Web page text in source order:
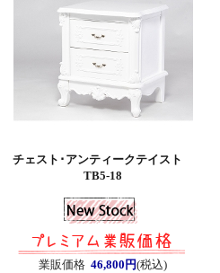
チェスト･アンティークテイスト
TB5-18
業販価格 46,800円(税込)